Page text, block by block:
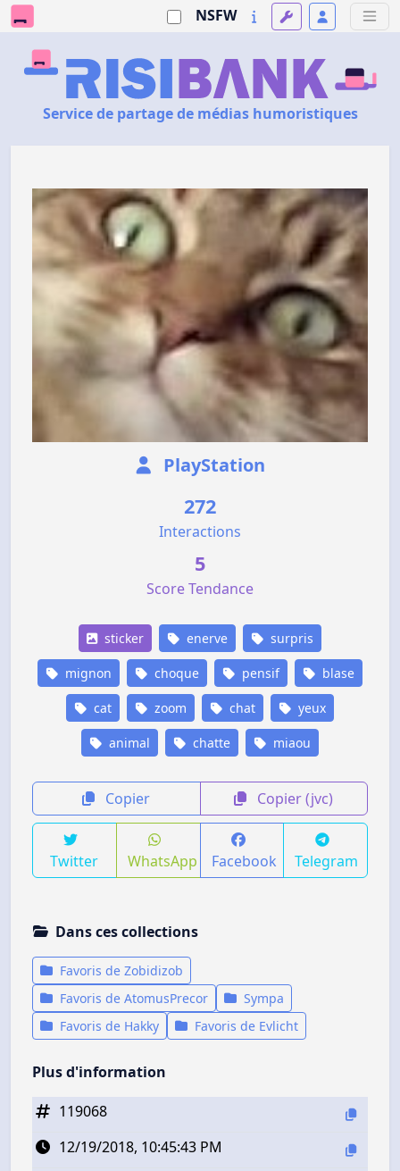
NSFW
Service de partage de médias humoristiques
PlayStation
272
Interactions
5
Score Tendance
sticker enerve surpris
mignon choque pensif blase
cat zoom chat yeux
animal chatte miaou
Copier Copier (jvc)
Twitter WhatsApp Facebook Telegram
Dans ces collections
Favoris de Zobidizob
Favoris de AtomusPrecor
Sympa
Favoris de Hakky
Favoris de Evlicht
Plus d'information
119068
12/19/2018, 10:45:43 PM